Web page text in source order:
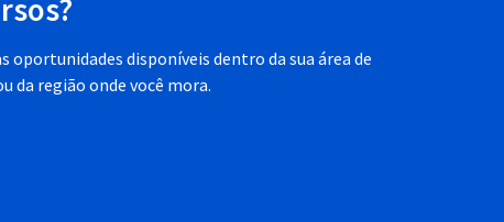
oportunidades disponíveis dentro da sua área de
da região onde você mora.